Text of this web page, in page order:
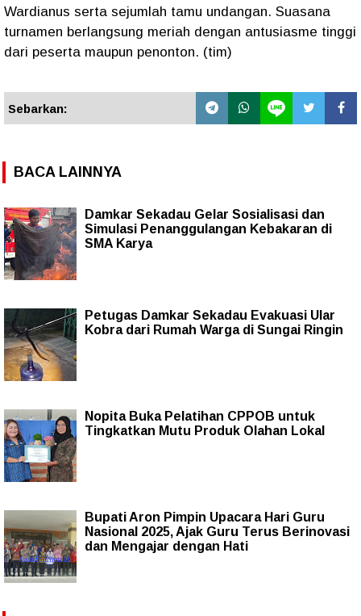
Wardianus serta sejumlah tamu undangan. Suasana
turnamen berlangsung meriah dengan antusiasme tinggi
dari peserta maupun penonton. (tim)
Sebarkan:
BACA LAINNYA
Damkar Sekadau Gelar Sosialisasi dan
Simulasi Penanggulangan Kebakaran di
SMA Karya
Petugas Damkar Sekadau Evakuasi Ular
Kobra dari Rumah Warga di Sungai Ringin
Nopita Buka Pelatihan CPPOB untuk
Tingkatkan Mutu Produk Olahan Lokal
Bupati Aron Pimpin Upacara Hari Guru
Nasional 2025, Ajak Guru Terus Berinovasi
dan Mengajar dengan Hati